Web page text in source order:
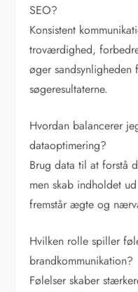
SEO?
Konsistent
troværdighed,
øger
søgeresultaterne.
Hvordan balancerer
dataoptimering?
Brug data til at forstå
men skab indholdet
fremstår ægte og
Hvilken rolle spiller
brandkommunikation?
Følelser skaber